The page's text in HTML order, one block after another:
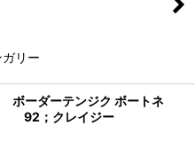
リー
ボーダーテンジク ボートネ
92；クレイジー